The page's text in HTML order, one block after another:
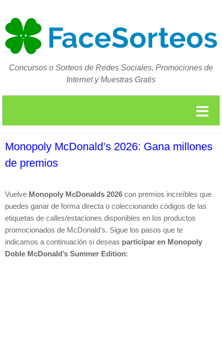
Concursos o Sorteos de Redes Sociales, Promociones de
Internet y Muestras Gratis
Monopoly McDonald’s 2026: Gana millones
de premios
Vuelve Monopoly McDonalds 2026 con premios increíbles que
puedes ganar de forma directa o coleccionando códigos de las
etiquetas de calles/estaciones disponibles en los productos
promocionados de McDonald’s. Sigue los pasos que te
indicamos a continuación si deseas participar en Monopoly
Doble McDonald’s Summer Edition: